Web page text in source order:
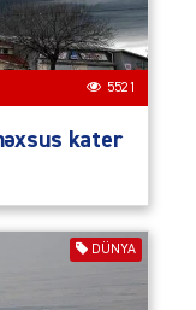
5521
kater
DÜNYA